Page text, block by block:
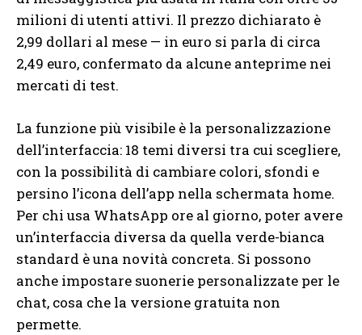
milioni di utenti attivi. Il prezzo dichiarato è
2,99 dollari al mese — in euro si parla di circa
2,49 euro, confermato da alcune anteprime nei
mercati di test.
La funzione più visibile è la personalizzazione
dell’interfaccia: 18 temi diversi tra cui scegliere,
con la possibilità di cambiare colori, sfondi e
persino l’icona dell’app nella schermata home.
Per chi usa WhatsApp ore al giorno, poter avere
un’interfaccia diversa da quella verde-bianca
standard è una novità concreta. Si possono
anche impostare suonerie personalizzate per le
chat, cosa che la versione gratuita non
permette.